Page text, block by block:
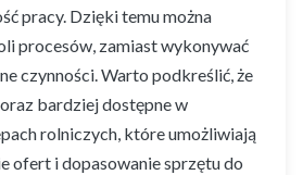
pracy. Dzięki temu można
procesów, zamiast wykonywać
czynności. Warto podkreślić, że
bardziej dostępne w
rolniczych, które umożliwiają
ofert i dopasowanie sprzętu do